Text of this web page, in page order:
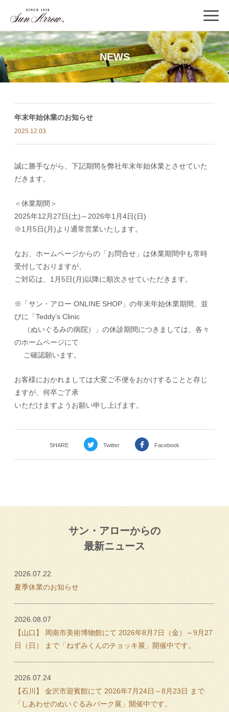
NEWS
年末年始休業のお知らせ
2025.12.03
誠に勝手ながら、下記期間を弊社年末年始休業とさせていた
だきます。
＜休業期間＞
2025年12月27日(土)～2026年1月4日(日)
※1月5日(月)より通常営業いたします。
なお、ホームページからの「お問合せ」は休業期間中も常時
受付しておりますが、
ご対応は、1月5日(月)以降に順次させていただきます。
※「サン・アロー ONLINE SHOP」の年末年始休業期間、並
びに「Teddy’s Clinic
（ぬいぐるみの病院）」の休診期間につきましては、各々
のホームページにて
ご確認願います。
お客様におかれましては大変ご不便をおかけすることと存じ
ますが、何卒ご了承
いただけますようお願い申し上げます。
SHARE Twitter Facebook
サン・アローからの
最新ニュース
2026.07.22
夏季休業のお知らせ
2026.08.07
【山口】 周南市美術博物館にて 2026年8月7日（金）～9月27
日（日） まで「ねずみくんのチョッキ展」開催中です。
2026.07.24
【石川】 金沢市迎賓館にて 2026年7月24日～8月23日 まで
「しあわせのぬいぐるみパーク展」開催中です。